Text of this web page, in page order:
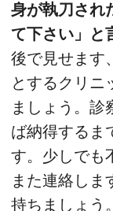
身が執刀され
て下さい」と
後で見せます
とするクリニ
ましょう。診
ば納得するま
す。少しでも
また連絡しま
持ちましょう